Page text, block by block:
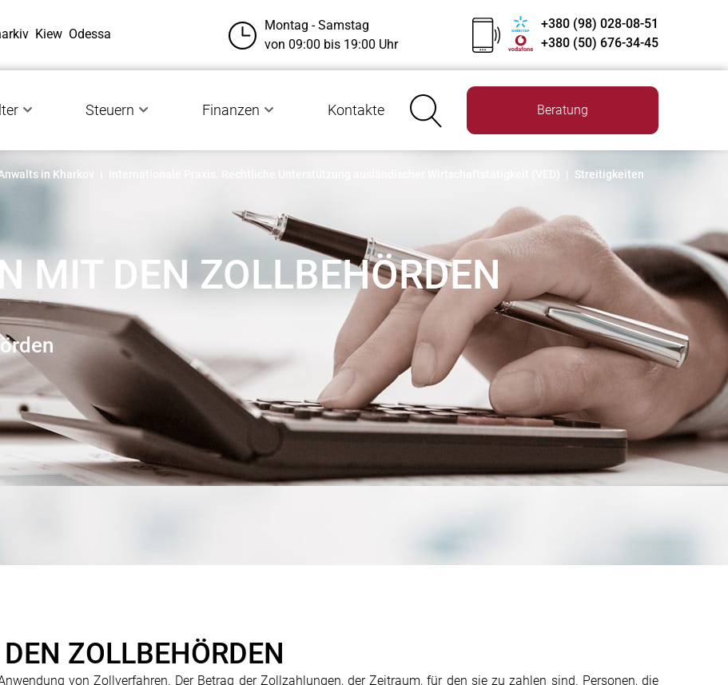
Kiew Odessa
Montag - Samstag
von 09:00 bis 19:00 Uhr
+380 (98) 028-08-51
+380 (50) 676-34-45
Steuern Finanzen Kontakte Beratung
in Kharkov |
Streitigkeiten
MIT DEN ZOLLBEHÖRDEN
ZOLLBEHÖRDEN
von Zollverfahren. Der Betrag der Zollzahlungen, der Zeitraum, für den sie zu zahlen sind. Personen, die